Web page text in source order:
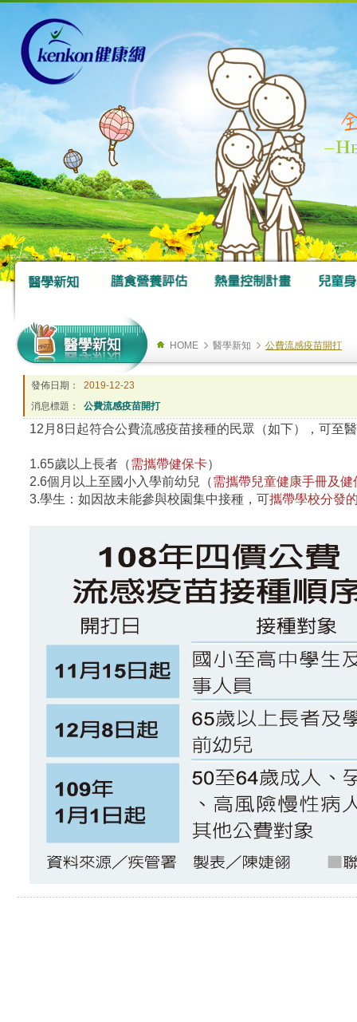
HOME 醫學新知 公費流感疫苗開打
發佈日期：
2019-12-23
消息標題：
公費流感疫苗開打
12月8日起符合公費流感疫苗接種的民眾（如下），可至
1.65歲以上長者（需攜帶健保卡）
2.6個月以上至國小入學前幼兒（需攜帶兒童健康手冊及健
3.學生：如因故未能參與校園集中接種，可攜帶學校分發